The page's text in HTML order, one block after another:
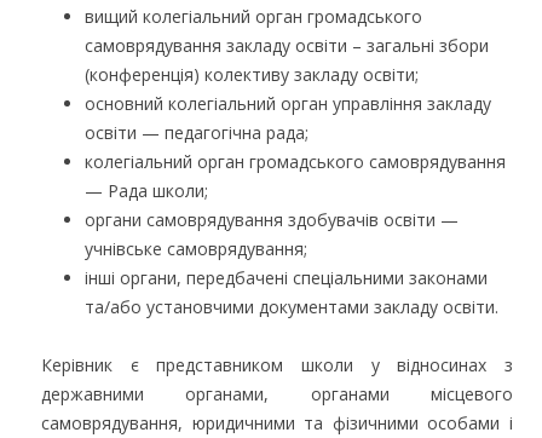
вищий колегіальний орган громадського
самоврядування закладу освіти – загальні збори
(конференція) колективу закладу освіти;
основний колегіальний орган управління закладу
освіти — педагогічна рада;
колегіальний орган громадського самоврядування
— Рада школи;
органи самоврядування здобувачів освіти —
учнівське самоврядування;
інші органи, передбачені спеціальними законами
та/або установчими документами закладу освіти.
Керівник є представником школи у відносинах з
державними органами, органами місцевого
самоврядування, юридичними та фізичними особами і